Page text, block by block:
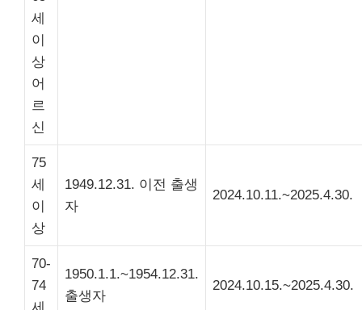
세
이
상
어
르
신
75
세
이
상
1949.12.31. 이전 출생
자
2024.10.11.~2025.4.30.
70-
74
1950.1.1.~1954.12.31.
출생자
2024.10.15.~2025.4.30.